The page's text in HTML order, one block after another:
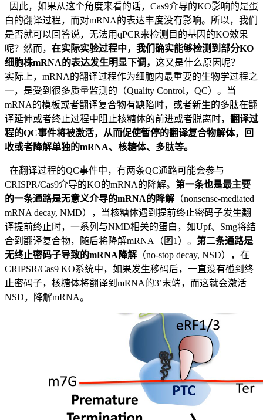
因此，如果从这个角度来看的话，Cas9介导的KO影响的是蛋
白的翻译过程，而对mRNA的表达丰度没有影响。所以，我们
是否就可以回答说，无法用qPCR来检测目的基因的KO效果
呢？然而， 在实际实验过程中，我们确实能够检测到部分KO
细胞株mRNA的表达发生明显下调， 这又是什么原因呢？
实际上，mRNA的翻译过程作为细胞内最重要的生物学过程之
一，是受到很多质量监测的（Quality Control，QC）。当
mRNA的模板或者翻译复合物有缺陷时，或者新生的多肽在翻
译延伸或者终止过程中阻止核糖体的前进或者脱离时， 翻译过
程的QC事件将被激活，从而促使暂停的翻译复合物解体，回
收或者降解单独的mRNA、核糖体、多肽等。
在翻译过程的QC事件中，有两条QC通路可能会参与
CRISPR/Cas9介导的KO的mRNA的降解。 第一条也是最主要
的一条通路是无意义介导的mRNA的降解 （nonsense-mediated
mRNA decay, NMD），当核糖体遇到提前终止密码子发生翻
译提前终止时，一系列与NMD相关的蛋白，如Upf、Smg将结
合到翻译复合物，随后将降解mRNA（图1）。 第二条通路是
无终止密码子导致的mRNA降解 （no-stop decay, NSD），在
CRIPSR/Cas9 KO系统中，如果发生移码后，一直没有碰到终
止密码子，核糖体将翻译到mRNA的3’末端，而这就会激活
NSD，降解mRNA。